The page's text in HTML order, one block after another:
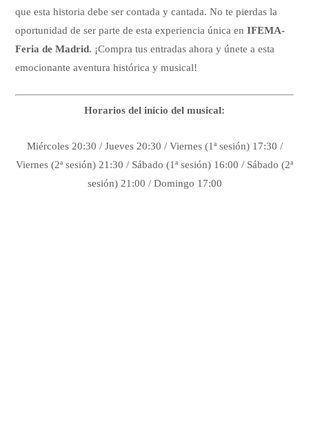
que esta historia debe ser contada y cantada. No te pierdas la
oportunidad de ser parte de esta experiencia única enIFEMA-
Feria de Madrid. ¡Compra tus entradas ahora y únete a esta
emocionante aventura histórica y musical!
Horarios del inicio del musical:
Miércoles 20:30 / Jueves 20:30 / Viernes (1ª sesión) 17:30 /
Viernes (2ª sesión) 21:30 / Sábado (1ª sesión) 16:00 / Sábado (2ª
sesión) 21:00 / Domingo 17:00